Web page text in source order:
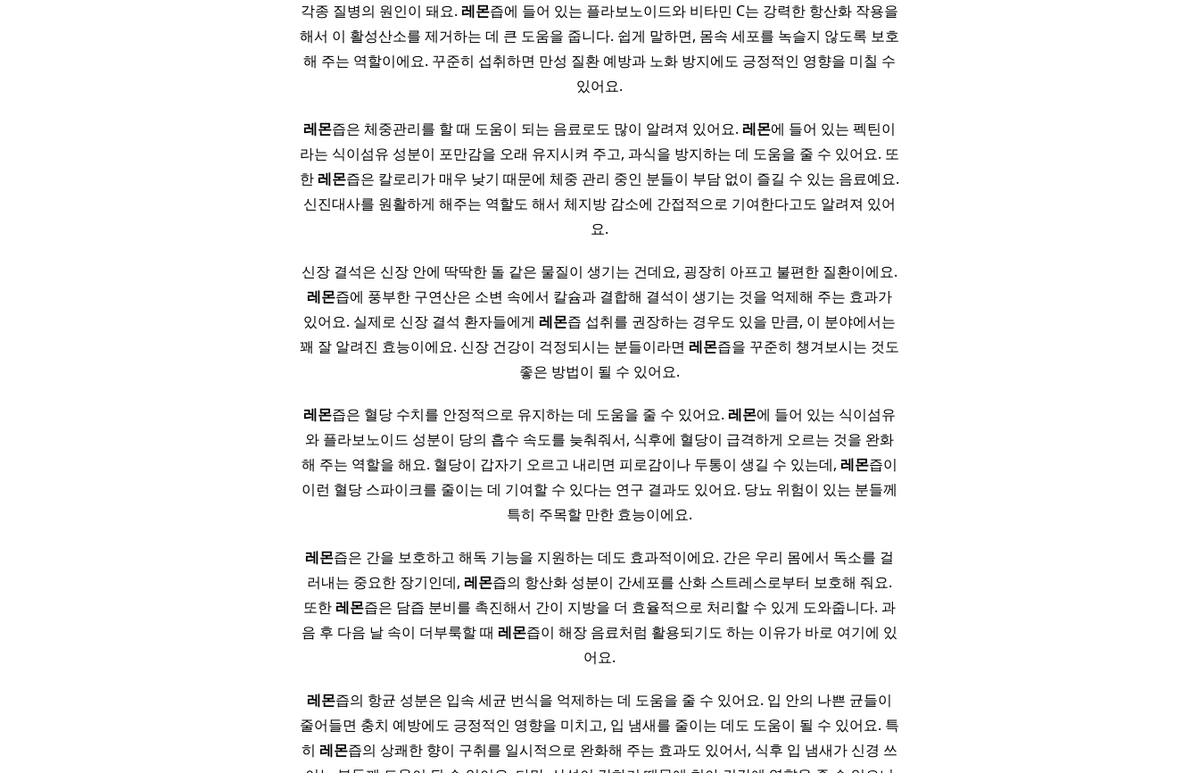
각종 질병의 원인이 돼요. 레몬즙에 들어 있는 플라보노이드와 비타민 C는 강력한 항산화 작용을
해서 이 활성산소를 제거하는 데 큰 도움을 줍니다. 쉽게 말하면, 몸속 세포를 녹슬지 않도록 보호
해 주는 역할이에요. 꾸준히 섭취하면 만성 질환 예방과 노화 방지에도 긍정적인 영향을 미칠 수
있어요.
레몬즙은 체중관리를 할 때 도움이 되는 음료로도 많이 알려져 있어요. 레몬에 들어 있는 펙틴이
라는 식이섬유 성분이 포만감을 오래 유지시켜 주고, 과식을 방지하는 데 도움을 줄 수 있어요. 또
한 레몬즙은 칼로리가 매우 낮기 때문에 체중 관리 중인 분들이 부담 없이 즐길 수 있는 음료예요.
신진대사를 원활하게 해주는 역할도 해서 체지방 감소에 간접적으로 기여한다고도 알려져 있어
요.
신장 결석은 신장 안에 딱딱한 돌 같은 물질이 생기는 건데요, 굉장히 아프고 불편한 질환이에요.
레몬즙에 풍부한 구연산은 소변 속에서 칼슘과 결합해 결석이 생기는 것을 억제해 주는 효과가
있어요. 실제로 신장 결석 환자들에게 레몬즙 섭취를 권장하는 경우도 있을 만큼, 이 분야에서는
꽤 잘 알려진 효능이에요. 신장 건강이 걱정되시는 분들이라면 레몬즙을 꾸준히 챙겨보시는 것도
좋은 방법이 될 수 있어요.
레몬즙은 혈당 수치를 안정적으로 유지하는 데 도움을 줄 수 있어요. 레몬에 들어 있는 식이섬유
와 플라보노이드 성분이 당의 흡수 속도를 늦춰줘서, 식후에 혈당이 급격하게 오르는 것을 완화
해 주는 역할을 해요. 혈당이 갑자기 오르고 내리면 피로감이나 두통이 생길 수 있는데, 레몬즙이
이런 혈당 스파이크를 줄이는 데 기여할 수 있다는 연구 결과도 있어요. 당뇨 위험이 있는 분들께
특히 주목할 만한 효능이에요.
레몬즙은 간을 보호하고 해독 기능을 지원하는 데도 효과적이에요. 간은 우리 몸에서 독소를 걸
러내는 중요한 장기인데, 레몬즙의 항산화 성분이 간세포를 산화 스트레스로부터 보호해 줘요.
또한 레몬즙은 담즙 분비를 촉진해서 간이 지방을 더 효율적으로 처리할 수 있게 도와줍니다. 과
음 후 다음 날 속이 더부룩할 때 레몬즙이 해장 음료처럼 활용되기도 하는 이유가 바로 여기에 있
어요.
레몬즙의 항균 성분은 입속 세균 번식을 억제하는 데 도움을 줄 수 있어요. 입 안의 나쁜 균들이
줄어들면 충치 예방에도 긍정적인 영향을 미치고, 입 냄새를 줄이는 데도 도움이 될 수 있어요. 특
히 레몬즙의 상쾌한 향이 구취를 일시적으로 완화해 주는 효과도 있어서, 식후 입 냄새가 신경 쓰